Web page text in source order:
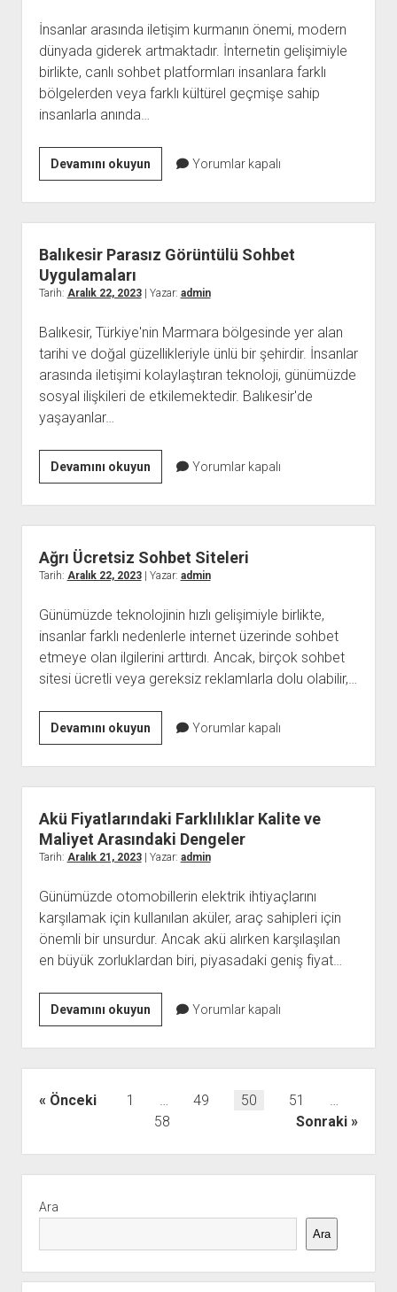
İnsanlar arasında iletişim kurmanın önemi, modern
dünyada giderek artmaktadır. İnternetin gelişimiyle
birlikte, canlı sohbet platformları insanlara farklı
bölgelerden veya farklı kültürel geçmişe sahip
insanlarla anında…
Devamını okuyunBursa
Canlı
Sohbet
Bedava
Yorumlar kapalı
Balıkesir Parasız Görüntülü Sohbet
Uygulamaları
Tarih: Aralık 22, 2023| Yazar: admin
Balıkesir, Türkiye'nin Marmara bölgesinde yer alan
tarihi ve doğal güzellikleriyle ünlü bir şehirdir. İnsanlar
arasında iletişimi kolaylaştıran teknoloji, günümüzde
sosyal ilişkileri de etkilemektedir. Balıkesir'de
yaşayanlar…
Devamını okuyunBalıkesir
Parasız
Görüntülü
Sohbet
Uygulamaları
Yorumlar kapalı
Ağrı Ücretsiz Sohbet Siteleri
Tarih: Aralık 22, 2023| Yazar: admin
Günümüzde teknolojinin hızlı gelişimiyle birlikte,
insanlar farklı nedenlerle internet üzerinde sohbet
etmeye olan ilgilerini arttırdı. Ancak, birçok sohbet
sitesi ücretli veya gereksiz reklamlarla dolu olabilir,…
Devamını okuyunAğrı
Ücretsiz
Sohbet
Siteleri
Yorumlar kapalı
Akü Fiyatlarındaki Farklılıklar Kalite ve
Maliyet Arasındaki Dengeler
Tarih: Aralık 21, 2023| Yazar: admin
Günümüzde otomobillerin elektrik ihtiyaçlarını
karşılamak için kullanılan aküler, araç sahipleri için
önemli bir unsurdur. Ancak akü alırken karşılaşılan
en büyük zorluklardan biri, piyasadaki geniş fiyat…
Devamını okuyunAkü
Fiyatlarındaki
Farklılıklar
Kalite
Maliyet
Dengeler
Yorumlar kapalı
YazıÖnceki 1 … 49 50 51
…
58
Sonraki
Menü
Ara
Ara